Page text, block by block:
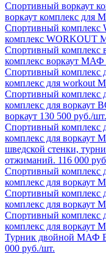
Спортивный воркаут
воркаут комплекс
Спортивный
комплекс
Спортивный
комплекс воркаут
Спортивный
комплекс для workout
Спортивный комплекс
комплекс для воркаут
воркаут 130 500 руб./шт.
Спортивный
комплекс для
шведской стенки,
отжиманий. 116 000
Спортивный
комплекс для
Спортивный
комплекс для
Спортивный
комплекс для
Турник двойной МАФ
000 руб./шт.